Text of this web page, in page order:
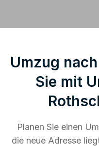
Umzug
Sie mit
Planen Sie einen
die neue Adresse